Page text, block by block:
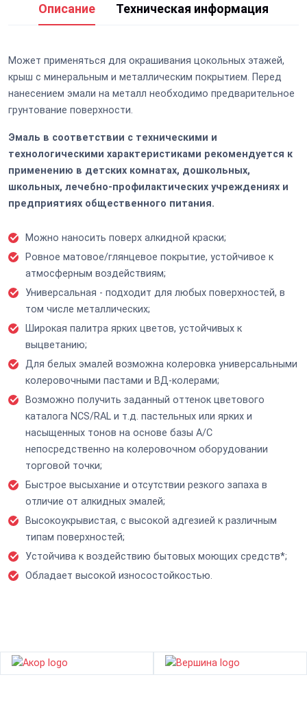
Описание Техническая информация
Может применяться для окрашивания цокольных этажей,
крыш с минеральным и металлическим покрытием. Перед
нанесением эмали на металл необходимо предварительное
грунтование поверхности.
Эмаль в соответствии с техническими и
технологическими характеристиками рекомендуется к
применению в детских комнатах, дошкольных,
школьных, лечебно-профилактических учреждениях и
предприятиях общественного питания.
Можно наносить поверх алкидной краски;
Ровное матовое/глянцевое покрытие, устойчивое к
атмосферным воздействиям;
Универсальная - подходит для любых поверхностей, в
том числе металлических;
Широкая палитра ярких цветов, устойчивых к
выцветанию;
Для белых эмалей возможна колеровка универсальными
колеровочными пастами и ВД-колерами;
Возможно получить заданный оттенок цветового
каталога NCS/RAL и т.д. пастельных или ярких и
насыщенных тонов на основе базы А/С
непосредственно на колеровочном оборудовании
торговой точки;
Быстрое высыхание и отсутствии резкого запаха в
отличие от алкидных эмалей;
Высокоукрывистая, с высокой адгезией к различным
типам поверхностей;
Устойчива к воздействию бытовых моющих средств*;
Обладает высокой износостойкостью.